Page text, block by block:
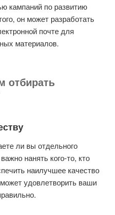
кампаний по развитию
он может разработать
почте для
материалов.
отбирать
ли вы отдельного
нанять кого-то, кто
наилучшее качество
удовлетворить ваши